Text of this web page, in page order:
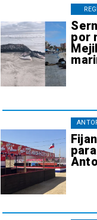
por